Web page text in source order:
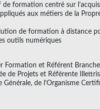
formation centré sur
aux métiers de la
de formation à distance
outils numériques
Formation et Référent
de Projets et Référente
Générale, de l’Organisme